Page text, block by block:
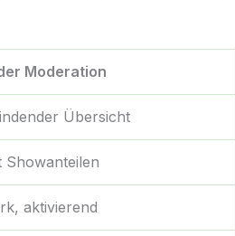
Moderation
Übersicht
Showanteilen
aktivierend